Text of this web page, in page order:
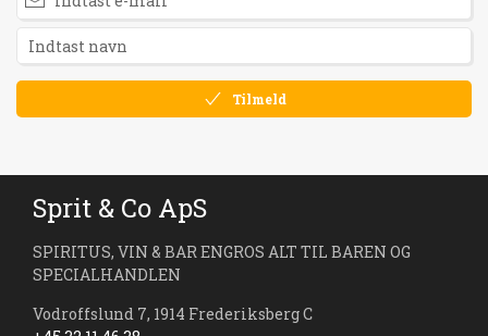
Tilmeld
Sprit & Co ApS
SPIRITUS, VIN & BAR ENGROS ALT TIL BAREN OG
SPECIALHANDLEN
Vodroffslund 7, 1914 Frederiksberg C